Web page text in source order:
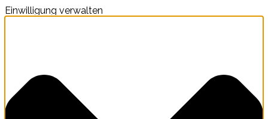
Einwilligung verwalten